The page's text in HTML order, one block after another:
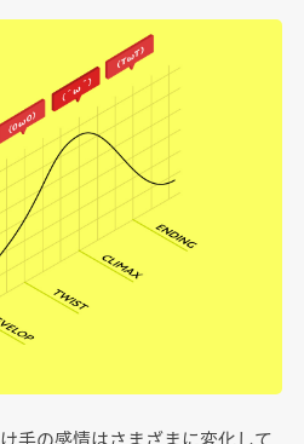
手の感情はさまざまに変化して